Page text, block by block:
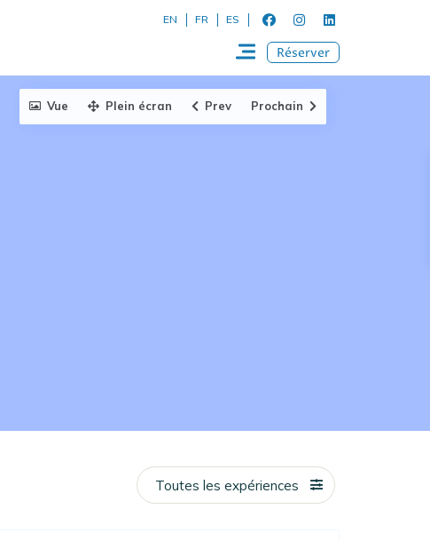
EN FR ES
Réserver
Vue Plein écran Prev Prochain
Toutes les expériences